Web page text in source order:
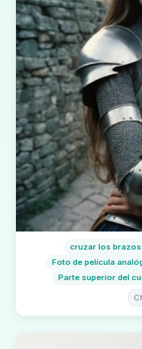
cruzar los brazos
Foto de película
Parte superior del